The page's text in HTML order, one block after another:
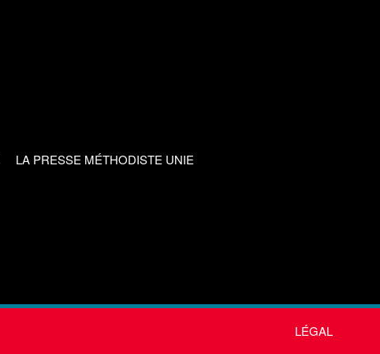
LA PRESSE MÉTHODISTE UNIE
LÉGAL